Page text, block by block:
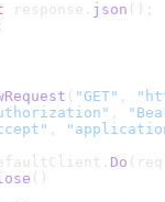
response. json ();
( "GET" , "
,
,
Do
()